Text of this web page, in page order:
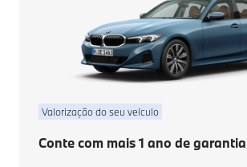
Valorização do seu veículo
Conte com mais 1 ano de